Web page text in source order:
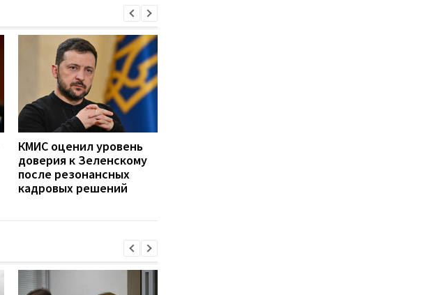
КМИС оценил уровень
доверия к Зеленскому
после резонансных
кадровых решений